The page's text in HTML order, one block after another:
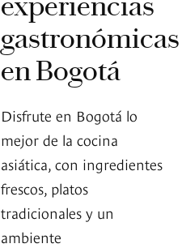
gastronómicas
en Bogotá
Disfrute en Bogotá lo
mejor de la cocina
asiática, con ingredientes
frescos, platos
tradicionales y un
ambiente